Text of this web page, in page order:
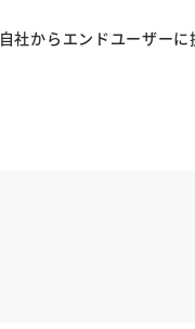
自社からエンドユーザーに